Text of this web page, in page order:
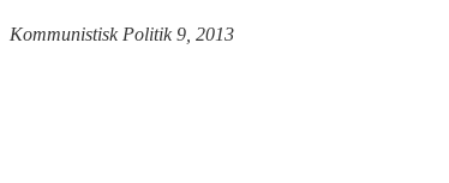
Kommunistisk Politik 9, 2013